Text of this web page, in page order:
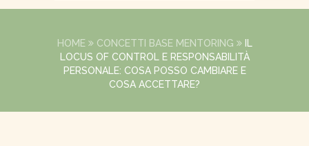
HOME CONCETTI BASE MENTORING
LOCUS OF CONTROL E RESPONSABILITÀ
PERSONALE: COSA POSSO CAMBIARE E
COSA ACCETTARE?